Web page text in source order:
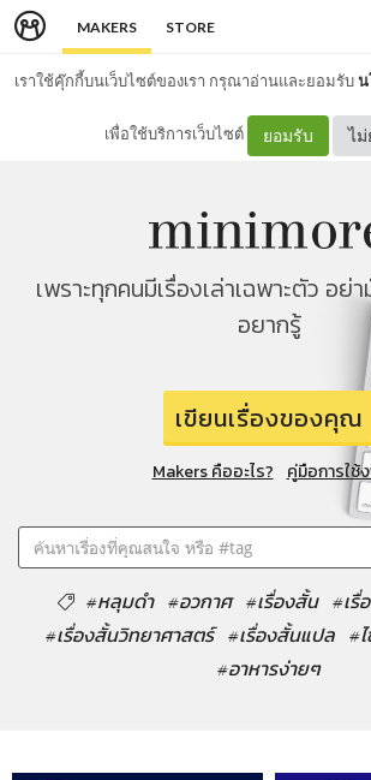
MAKERS STORE
เราใช้คุ๊กกี้บนเว็บไซต์ของเรา กรุณาอ่านและยอมรับน
เพื่อใช้บริการเว็บไซต์ ยอมรับ ไ
เพราะทุกคนมีเรื่องเล่าเฉพาะตัว อย่า
อยากรู้
เขียนเรื่องของคุณ
Makers คืออะไร? คู่มือการใช้
#หลุมดำ #อวกาศ #เรื่องสั้น #เรื่
#เรื่องสั้นวิทยาศาสตร์ #เรื่องสั้นแปล #
#อาหารง่ายๆ